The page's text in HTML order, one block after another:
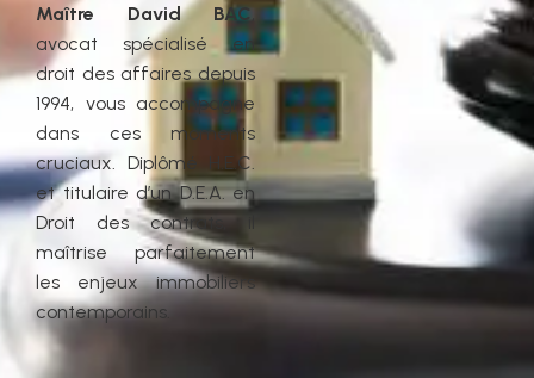
Maître David BAC,
avocat spécialisé en
droit des affaires depuis
1994, vous accompagne
dans ces moments
cruciaux. Diplômé H.E.C.
et titulaire d’un D.E.A. en
Droit des contrats, il
maîtrise parfaitement
les enjeux immobiliers
contemporains.